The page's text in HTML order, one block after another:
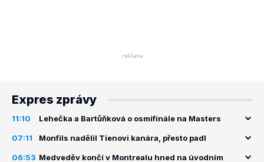
Expres zprávy
11:10 Lehečka a Bartůňková o osmifinále na Masters
07:11 Monfils nadělil Tienovi kanára, přesto padl
06:53 Medveděv končí v Montrealu hned na úvodním